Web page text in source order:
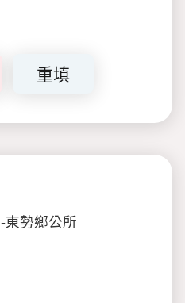
重填
東勢鄉公所